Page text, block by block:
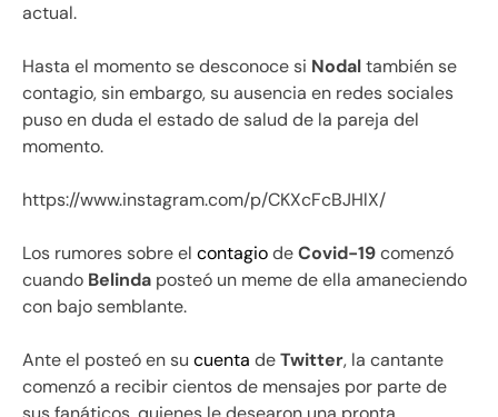
actual.
Hasta el momento se desconoce si Nodaltambién se
contagio, sin embargo, su ausencia en redes sociales
puso en duda el estado de salud de la pareja del
momento.
https://www.instagram.com/p/CKXcFcBJHlX/
Los rumores sobre el contagiodeCovid-19comenzó
cuando Belinda posteó un meme de ella amaneciendo
con bajo semblante.
Ante el posteó en su cuenta deTwitter, la cantante
comenzó a recibir cientos de mensajes por parte de